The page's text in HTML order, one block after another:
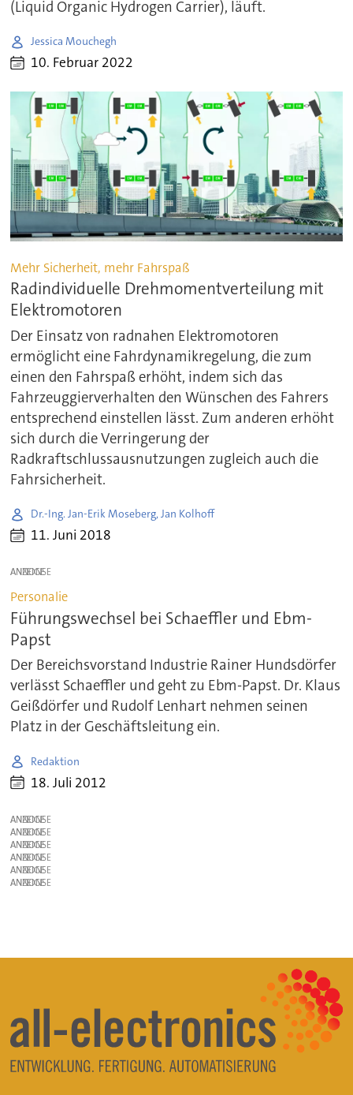
(Liquid Organic Hydrogen Carrier), läuft.
Jessica Mouchegh
10. Februar 2022
Mehr Sicherheit, mehr Fahrspaß
Radindividuelle Drehmomentverteilung mit
Elektromotoren
Der Einsatz von radnahen Elektromotoren
ermöglicht eine Fahrdynamikregelung, die zum
einen den Fahrspaß erhöht, indem sich das
Fahrzeuggierverhalten den Wünschen des Fahrers
entsprechend einstellen lässt. Zum anderen erhöht
sich durch die Verringerung der
Radkraftschlussausnutzungen zugleich auch die
Fahrsicherheit.
Dr.-Ing. Jan-Erik Moseberg, Jan Kolhoff
11. Juni 2018
ANZEIGE
Personalie
Führungswechsel bei Schaeffler und Ebm-
Papst
Der Bereichsvorstand Industrie Rainer Hundsdörfer
verlässt Schaeffler und geht zu Ebm-Papst. Dr. Klaus
Geißdörfer und Rudolf Lenhart nehmen seinen
Platz in der Geschäftsleitung ein.
Redaktion
18. Juli 2012
ANZEIGE
ANZEIGE
ANZEIGE
ANZEIGE
ANZEIGE
ANZEIGE